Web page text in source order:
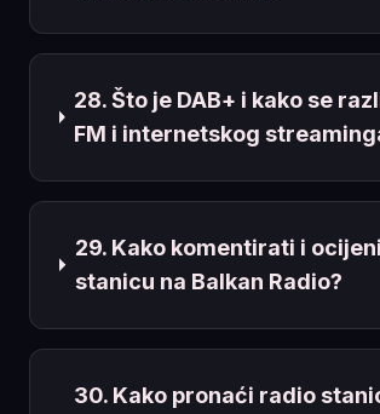
28. Što je DAB+ i kako se
FM i internetskog
29. Kako komentirati i
stanicu na Balkan Radio?
30. Kako pronaći radio